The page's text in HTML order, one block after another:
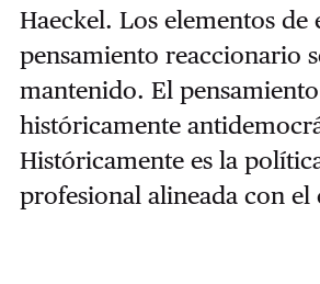
Haeckel. Los elementos de
pensamiento reaccionario
mantenido. El
históricamente
Históricamente es la
profesional alineada con el